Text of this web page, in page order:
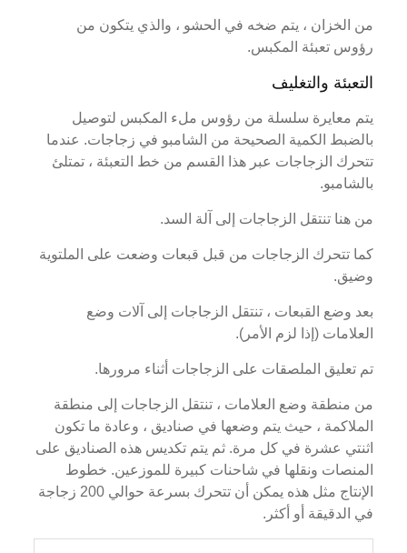
من الخزان ، يتم ضخه في الحشو ، والذي يتكون من
رؤوس تعبئة المكبس.
التعبئة والتغليف
يتم معايرة سلسلة من رؤوس ملء المكبس لتوصيل
بالضبط الكمية الصحيحة من الشامبو في زجاجات. عندما
تتحرك الزجاجات عبر هذا القسم من خط التعبئة ، تمتلئ
بالشامبو.
من هنا تنتقل الزجاجات إلى آلة السد.
كما تتحرك الزجاجات من قبل قبعات وضعت على الملتوية
وضيق.
بعد وضع القبعات ، تنتقل الزجاجات إلى آلات وضع
العلامات (إذا لزم الأمر).
تم تعليق الملصقات على الزجاجات أثناء مرورها.
من منطقة وضع العلامات ، تنتقل الزجاجات إلى منطقة
الملاكمة ، حيث يتم وضعها في صناديق ، وعادة ما تكون
اثنتي عشرة في كل مرة. ثم يتم تكديس هذه الصناديق على
المنصات ونقلها في شاحنات كبيرة للموزعين. خطوط
الإنتاج مثل هذه يمكن أن تتحرك بسرعة حوالي 200 زجاجة
في الدقيقة أو أكثر.